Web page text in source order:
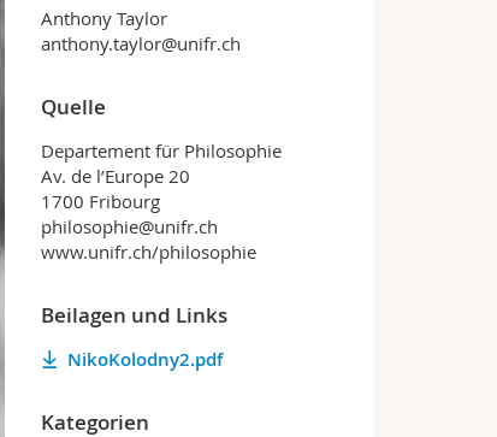
Anthony Taylor
anthony.taylor@unifr.ch
Quelle
Departement für Philosophie
Av. de l’Europe 20
1700 Fribourg
philosophie@unifr.ch
www.unifr.ch/philosophie
Beilagen und Links
NikoKolodny2.pdf
Kategorien